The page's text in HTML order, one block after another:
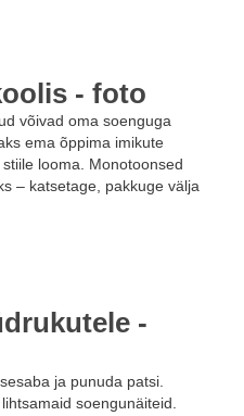
- foto
võivad oma soenguga
ema õppima imikute
looma. Monotoonsed
– katsetage, pakkuge välja
-
ja punuda patsi.
soengunäiteid.